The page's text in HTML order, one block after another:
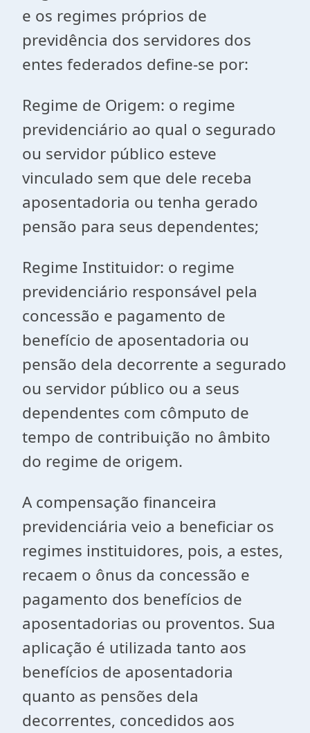
e os regimes próprios de
previdência dos servidores dos
entes federados define-se por:
Regime de Origem: o regime
previdenciário ao qual o segurado
ou servidor público esteve
vinculado sem que dele receba
aposentadoria ou tenha gerado
pensão para seus dependentes;
Regime Instituidor: o regime
previdenciário responsável pela
concessão e pagamento de
benefício de aposentadoria ou
pensão dela decorrente a segurado
ou servidor público ou a seus
dependentes com cômputo de
tempo de contribuição no âmbito
do regime de origem.
A compensação financeira
previdenciária veio a beneficiar os
regimes instituidores, pois, a estes,
recaem o ônus da concessão e
pagamento dos benefícios de
aposentadorias ou proventos. Sua
aplicação é utilizada tanto aos
benefícios de aposentadoria
quanto as pensões dela
decorrentes, concedidos aos